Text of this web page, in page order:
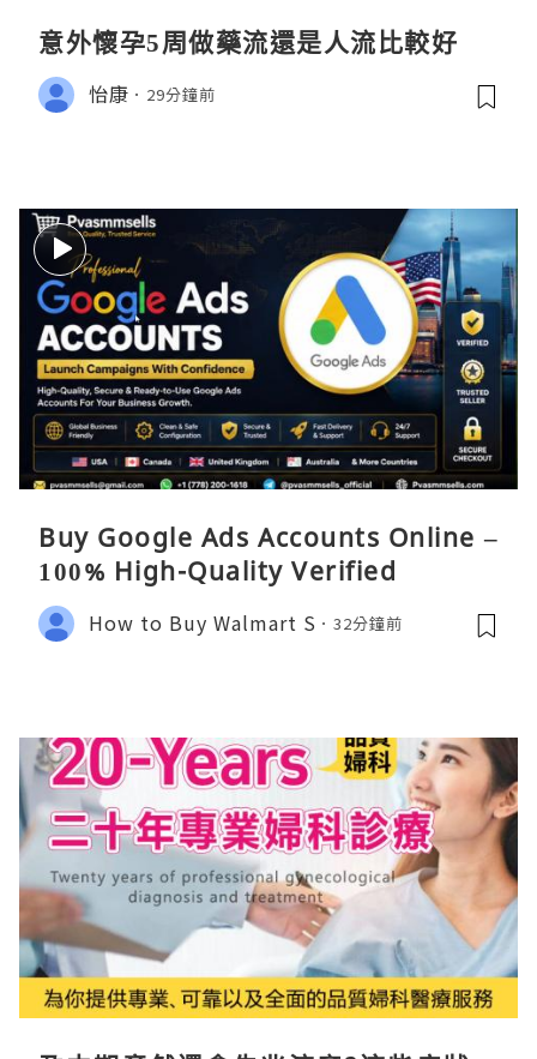
意外懷孕5周做藥流還是人流比較好
怡康 29分鐘前
Buy Google Ads Accounts Online –
100% High-Quality Verified
How to Buy Walmart S 32分鐘前